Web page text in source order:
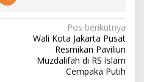
Pos berikutnya
Wali Kota Jakarta Pusat
Resmikan Paviliun
Muzdalifah di RS Islam
Cempaka Putih